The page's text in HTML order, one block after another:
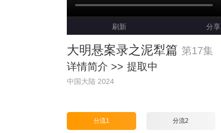
刷新 分享
大明悬案录之泥犁篇 第17集
详情简介 >> 提取中
中国大陆 2024
分流1 分流2